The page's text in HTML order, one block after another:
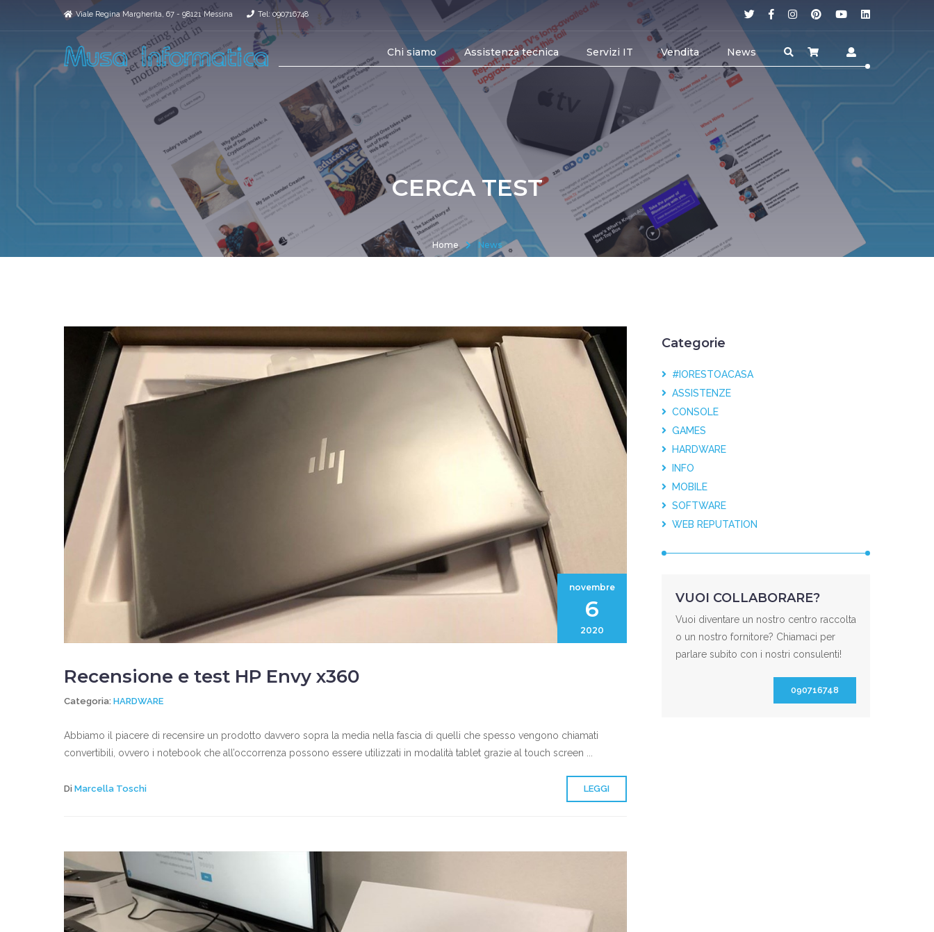
Viale Regina Margherita, 67 - 98121 Messina Tel: 090716748
Chi siamo Assistenza tecnica Servizi IT Vendita News
CERCA TEST
Home News
novembre
6
2020
Recensione e test HP Envy x360
Categoria: HARDWARE
Abbiamo il piacere di recensire un prodotto davvero sopra la media nella fascia di quelli che spesso vengono chiamati
convertibili, ovvero i notebook che all’occorrenza possono essere utilizzati in modalità tablet grazie al touch screen ...
Di Marcella Toschi LEGGI
Categorie
#IORESTOACASA
ASSISTENZE
CONSOLE
GAMES
HARDWARE
INFO
MOBILE
SOFTWARE
WEB REPUTATION
VUOI COLLABORARE?
Vuoi diventare un nostro centro raccolta
o un nostro fornitore? Chiamaci per
parlare subito con i nostri consulenti!
090716748